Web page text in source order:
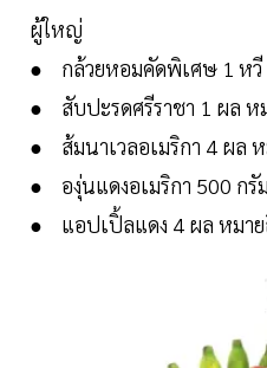
ผู้ใหญ่
● กล้วยหอมคัดพิเศษ 1 หวี
● สับปะรดศรีราชา 1 ผล ห
● ส้มนาเวลอเมริกา 4 ผล ห
● องุ่นแดงอเมริกา 500 กรั
● แอปเปิ้ลแดง 4 ผล หมาย